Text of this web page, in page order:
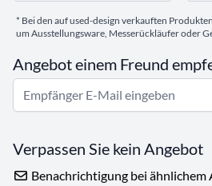
* Bei den auf used-design verkauften
um Ausstellungsware, Messerückläufer oder
Angebot einem Freund
Verpassen Sie kein Angebot
Benachrichtigung bei ähnlichem